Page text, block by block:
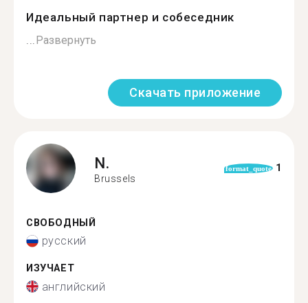
Идеальный партнер и собеседник
Развернуть
Скачать приложение
N.
Brussels
format_quote 1
СВОБОДНЫЙ
русский
ИЗУЧАЕТ
английский